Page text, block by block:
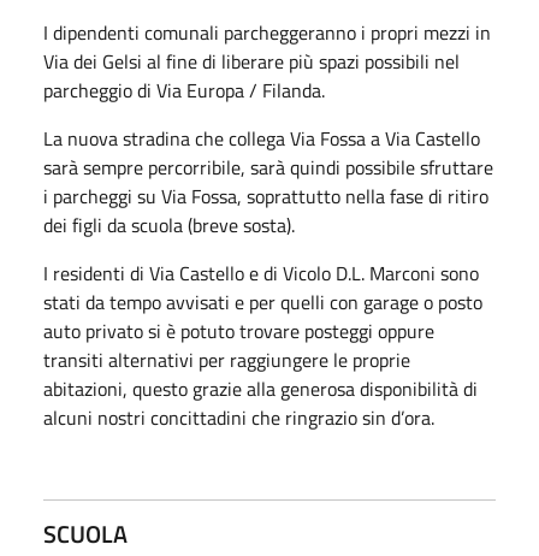
I dipendenti comunali parcheggeranno i propri mezzi in
Via dei Gelsi al fine di liberare più spazi possibili nel
parcheggio di Via Europa / Filanda.
La nuova stradina che collega Via Fossa a Via Castello
sarà sempre percorribile, sarà quindi possibile sfruttare
i parcheggi su Via Fossa, soprattutto nella fase di ritiro
dei figli da scuola (breve sosta).
I residenti di Via Castello e di Vicolo D.L. Marconi sono
stati da tempo avvisati e per quelli con garage o posto
auto privato si è potuto trovare posteggi oppure
transiti alternativi per raggiungere le proprie
abitazioni, questo grazie alla generosa disponibilità di
alcuni nostri concittadini che ringrazio sin d’ora.
SCUOLA